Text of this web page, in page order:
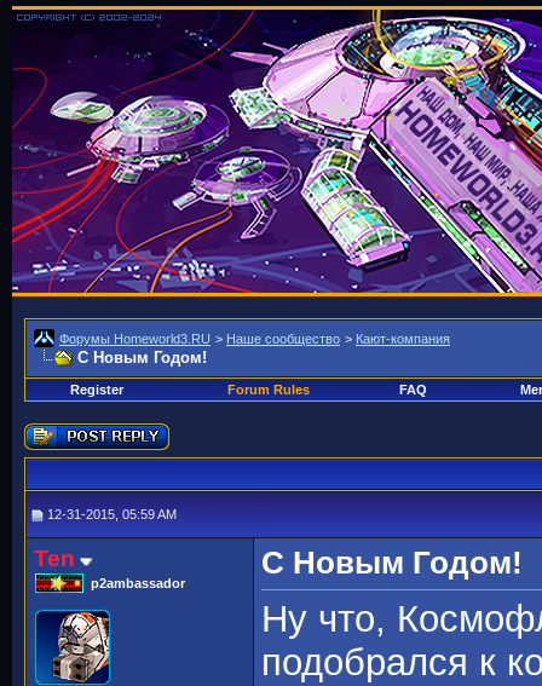
Форумы Homeworld3.RU > Наше сообщество > Кают-компания
С Новым Годом!
Register Forum Rules FAQ
12-31-2015, 05:59 AM
Ten
p2ambassador
С Новым Годом!
Ну что,
подобрался к